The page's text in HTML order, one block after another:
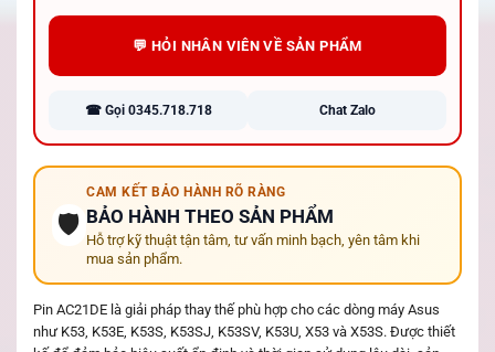
💬 HỎI NHÂN VIÊN VỀ SẢN PHẨM
☎ Gọi 0345.718.718 Chat Zalo
🛡️
CAM KẾT BẢO HÀNH RÕ RÀNG
BẢO HÀNH THEO SẢN PHẨM
Hỗ trợ kỹ thuật tận tâm, tư vấn minh bạch, yên tâm khi
mua sản phẩm.
Pin AC21DE là giải pháp thay thế phù hợp cho các dòng máy Asus
như K53, K53E, K53S, K53SJ, K53SV, K53U, X53 và X53S. Được thiết